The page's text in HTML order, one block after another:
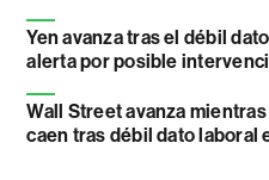
Yen avanza tras el débil
alerta por posible
Wall Street avanza
caen tras débil dato laboral